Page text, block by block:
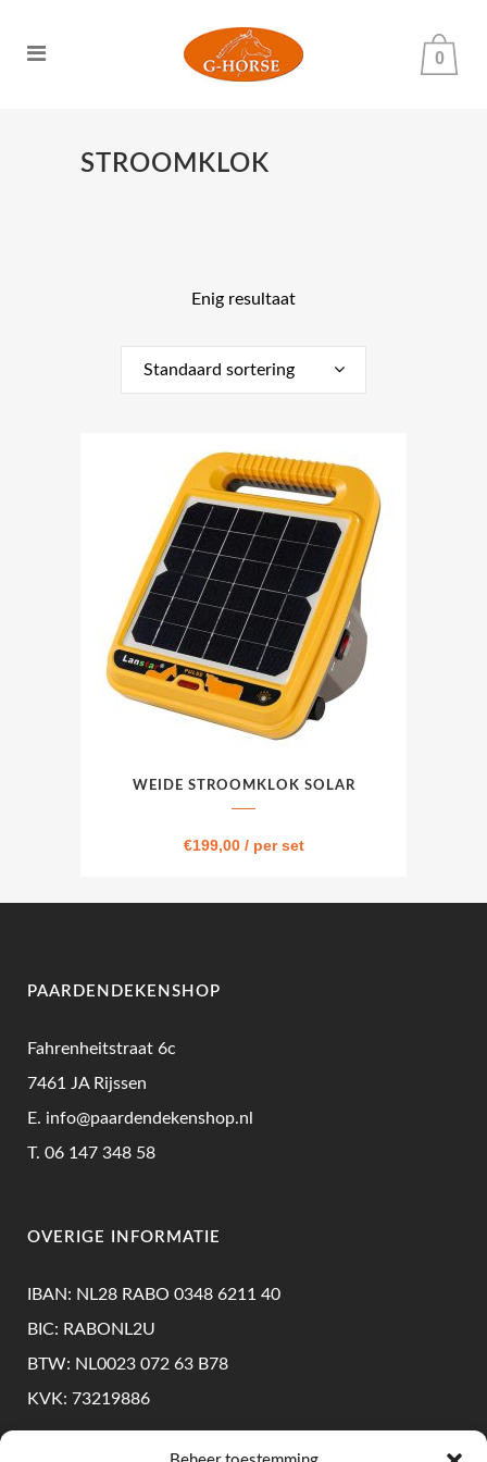
0
STROOMKLOK
Enig resultaat
Standaard sortering
WEIDE STROOMKLOK SOLAR
€199,00 / per set
PAARDENDEKENSHOP
Fahrenheitstraat 6c
7461 JA Rijssen
E. info@paardendekenshop.nl
T. 06 147 348 58
OVERIGE INFORMATIE
IBAN: NL28 RABO 0348 6211 40
BIC: RABONL2U
BTW: NL0023 072 63 B78
KVK: 73219886